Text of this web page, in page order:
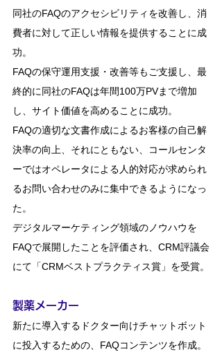
同社のFAQのアクセシビリティを改善し、消
費者に対して正しい情報を提供することに成
功。
FAQの保守運用支援・改善等もご支援し、最
終的に同社のFAQは年間100万PVまで増加
し、サイト価値を高めることに成功。
FAQの適切な文書作成によるお客様の自己解
決率の向上、それにともない、コールセンタ
ーではオペレータによる人的対応が求められ
るお問い合わせのみに集中できるようになっ
た。
​デジタルマーケティング領域のノウハウを
FAQで展開したことを評価され、CRM評議会
にて「CRMベストプラクティス賞」を受賞。
製薬メーカー
新たに導入するドクター向けチャットボット
に投入するための、FAQコンテンツを作成。